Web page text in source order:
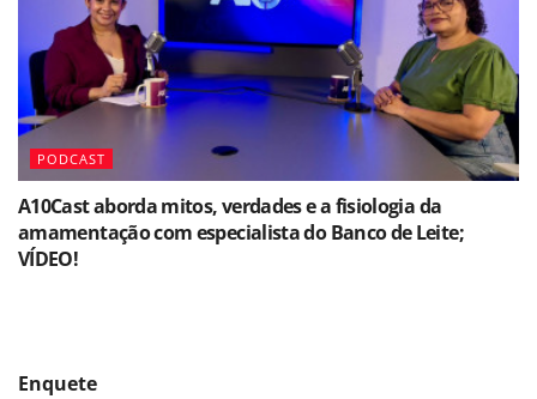
PODCAST
A10Cast aborda mitos, verdades e a fisiologia da
amamentação com especialista do Banco de Leite;
VÍDEO!
Enquete